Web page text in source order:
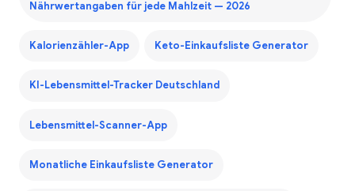
Nährwertangaben für jede Mahlzeit — 2026
Kalorienzähler-App Keto-Einkaufsliste Generator
KI-Lebensmittel-Tracker Deutschland
Lebensmittel-Scanner-App
Monatliche Einkaufsliste Generator